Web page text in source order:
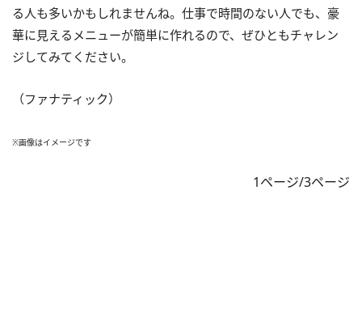
る人も多いかもしれませんね。仕事で時間のない人でも、豪
華に見えるメニューが簡単に作れるので、ぜひともチャレン
ジしてみてください。
（ファナティック）
※画像はイメージです
1ページ/3ページ